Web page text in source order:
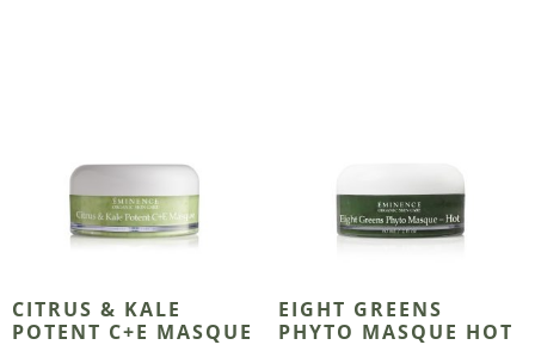
CITRUS & KALE
POTENT C+E MASQUE
EIGHT GREENS
PHYTO MASQUE HOT